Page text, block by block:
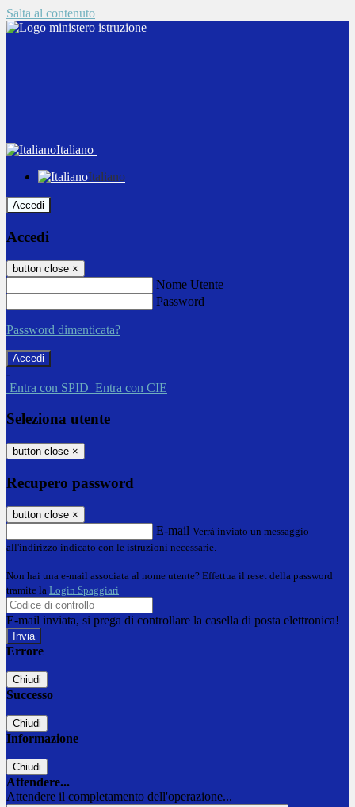
Salta al contenuto
Italiano
Italiano
Accedi
Accedi
button close ×
Nome Utente
Password
Password dimenticata?
-
Entra con SPID Entra con CIE
Seleziona utente
button close ×
Recupero password
button close ×
E-mail Verrà inviato un messaggio
all'indirizzo indicato con le istruzioni necessarie.
Non hai una e-mail associata al nome utente? Effettua il reset della password
tramite la Login Spaggiari
E-mail inviata, si prega di controllare la casella di posta elettronica!
Errore
Chiudi
Successo
Chiudi
Informazione
Chiudi
Attendere...
Attendere il completamento dell'operazione...